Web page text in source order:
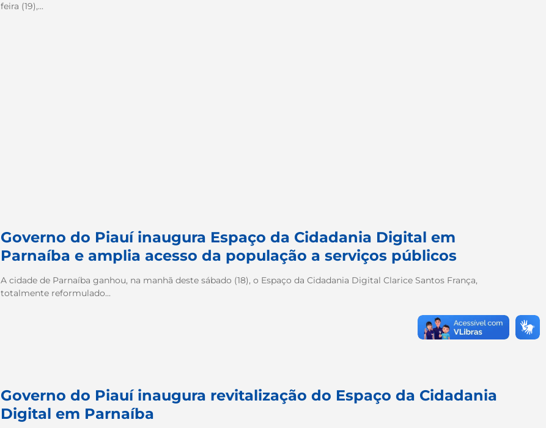
feira (19),...
Governo do Piauí inaugura Espaço da Cidadania Digital em
Parnaíba e amplia acesso da população a serviços públicos
A cidade de Parnaíba ganhou, na manhã deste sábado (18), o Espaço da Cidadania Digital Clarice Santos França,
totalmente reformulado...
Governo do Piauí inaugura revitalização do Espaço da Cidadania
Digital em Parnaíba